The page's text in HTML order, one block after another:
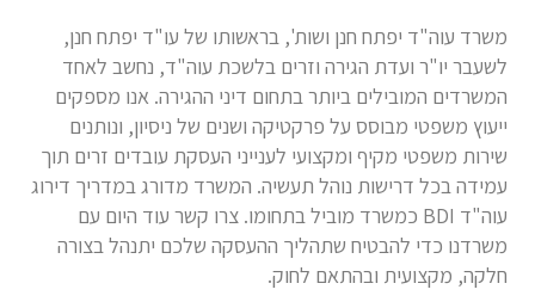
משרד עוה"ד יפתח חנן ושות', בראשותו של עו"ד יפתח חנן,
לשעבר יו"ר ועדת הגירה וזרים בלשכת עוה"ד, נחשב לאחד
המשרדים המובילים ביותר בתחום דיני ההגירה. אנו מספקים
ייעוץ משפטי מבוסס על פרקטיקה ושנים של ניסיון, ונותנים
שירות משפטי מקיף ומקצועי לענייני העסקת עובדים זרים תוך
עמידה בכל דרישות נוהל תעשיה. המשרד מדורג במדריך דירוג
עוה"ד BDI כמשרד מוביל בתחומו. צרו קשר עוד היום עם
משרדנו כדי להבטיח שתהליך ההעסקה שלכם יתנהל בצורה
חלקה, מקצועית ובהתאם לחוק.